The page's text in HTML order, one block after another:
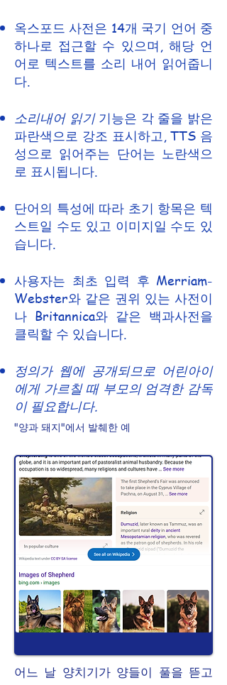
옥스포드 사전은 14개 국기 언어 중
하나로 접근할 수 있으며, 해당 언
어로 텍스트를 소리 내어 읽어줍니
다.
소리내어 읽기기능은 각 줄을 밝은
파란색으로 강조 표시하고, TTS 음
성으로 읽어주는 단어는 노란색으
로 표시됩니다.
단어의 특성에 따라 초기 항목은 텍
스트일 수도 있고 이미지일 수도 있
습니다.
사용자는 최초 입력 후 Merriam-
Webster와 같은 권위 있는 사전이
나 Britannica와 같은 백과사전을
클릭할 수 있습니다.
정의가 웹에 공개되므로 어린아이
에게 가르칠 때 부모의 엄격한 감독
이 필요합니다.
"양과 돼지"에서 발췌한 예
어느 날 양치기가 양들이 풀을 뜯고